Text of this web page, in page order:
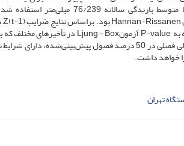
داده‌های 48 ساله (7196ـ2014) ایستگاه
تهران